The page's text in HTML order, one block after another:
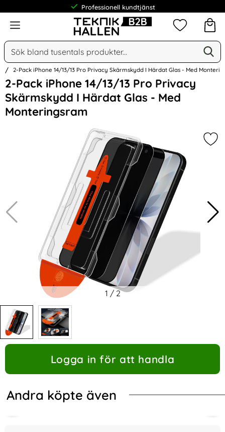
Professionell kundtjänst
Meny
Sök
Sök på Narse Group AB
Mina
2-Pack iPhone 14/13/13 Pro Privacy Skärmskydd I Härdat Glas - Med
2-Pack iPhone 14/13/13 Pro Privacy
Skärmskydd I Härdat Glas - Med
Monteringsram
Hoppa
över
Bilder
1 / 2
Logga in för att handla
Andra köpte även